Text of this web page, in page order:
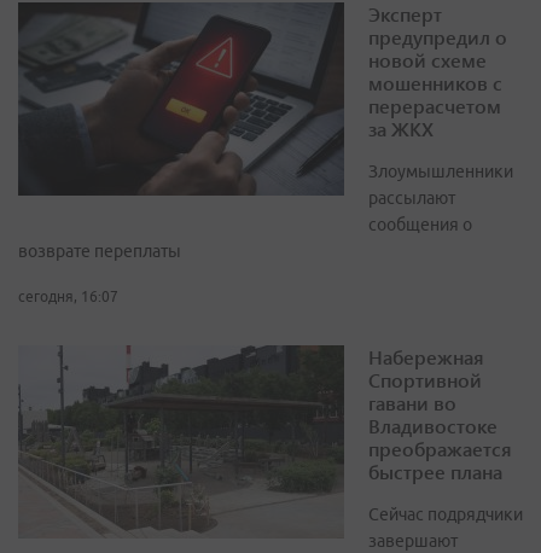
Эксперт
предупредил о
новой схеме
мошенников с
перерасчетом
за ЖКХ
Злоумышленники
рассылают
сообщения о
возврате переплаты
сегодня, 16:07
Набережная
Спортивной
гавани во
Владивостоке
преображается
быстрее плана
Сейчас подрядчики
завершают